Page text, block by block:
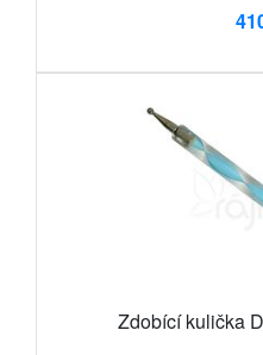
Zdobící kulička